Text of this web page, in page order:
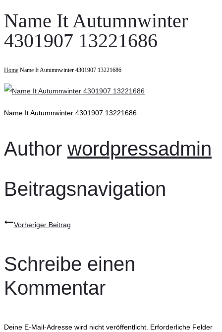
Name It Autumnwinter
4301907 13221686
Home Name It Autumnwinter 4301907 13221686
Name It Autumnwinter 4301907 13221686
Author wordpressadmin
Beitragsnavigation
Vorheriger Beitrag
Schreibe einen
Kommentar
Deine E-Mail-Adresse wird nicht veröffentlicht. Erforderliche Felder